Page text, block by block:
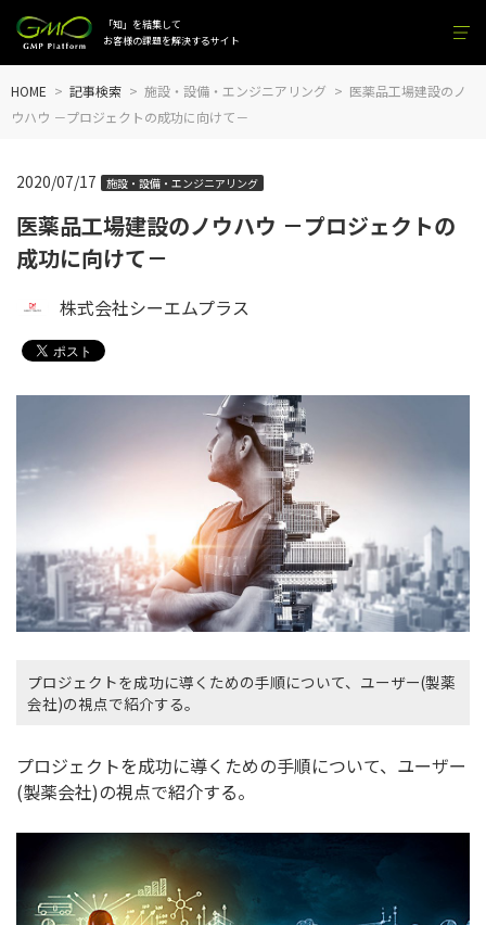
「知」を結集して
お客様の課題を解決するサイト
HOME 記事検索 施設・設備・エンジニアリング
医薬品工場建設のノ
ウハウ －プロジェクトの成功に向けて－
医薬品工場建設のノウハウ －プロジェクトの
成功に向けて－
2020/07/17 施設・設備・エンジニアリング
株式会社シーエムプラス
プロジェクトを成功に導くための手順について、ユーザー(製薬
会社)の視点で紹介する。
プロジェクトを成功に導くための手順について、ユーザー
(製薬会社)の視点で紹介する。